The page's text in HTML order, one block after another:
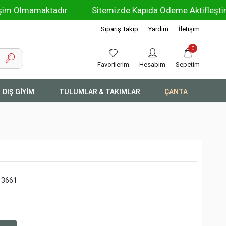
Sitemizde Kapıda Ödeme Aktifleştirilmiştir !!
Sipariş Takip Yardım İletişim
Favorilerim Hesabım
0
Sepetim
DIŞ GİYİM TULUMLAR & TAKIMLAR ÇANTA